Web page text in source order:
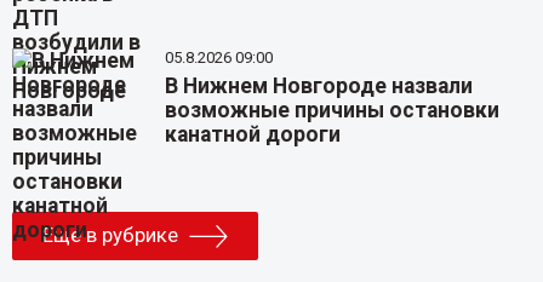
05.8.2026 09:00
В Нижнем Новгороде назвали
возможные причины остановки
канатной дороги
Еще в рубрике